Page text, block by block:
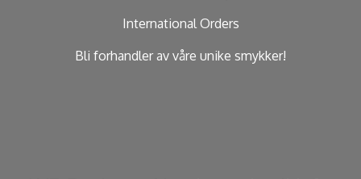
International Orders
Bli forhandler av våre unike smykker!